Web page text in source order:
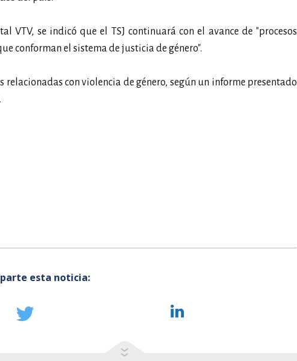
VTV, se indicó que el TSJ continuará con el avance de "procesos
conforman el sistema de justicia de género".
relacionadas con violencia de género, según un informe presentado
esta noticia: